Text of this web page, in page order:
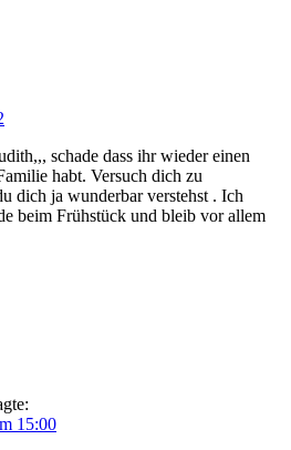
schade dass ihr wieder einen
habt. Versuch dich zu
dich ja wunderbar verstehst . Ich
beim Frühstück und bleib vor allem
15:00